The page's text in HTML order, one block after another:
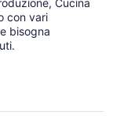
con vari
bisogna